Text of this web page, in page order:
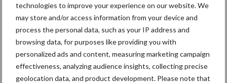
technologies to improve your experience on our website. We
may store and/or access information from your device and
process the personal data, such as your IP address and
browsing data, for purposes like providing you with
personalized ads and content, measuring marketing campaign
effectiveness, analyzing audience insights, collecting precise
geolocation data, and product development. Please note that
Primaire
Sidebar
Recent nieuws Partner nieuws
7 aug
Grondstoffenmarkt blijft grillig:
droogte en geopolitiek houden
handel in de greep